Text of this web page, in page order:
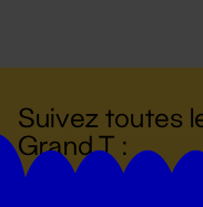
Suivez toutes
Grand T :